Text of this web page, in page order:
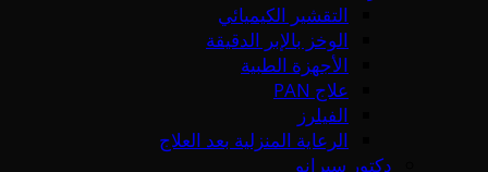
التقشير الكيميائي
الوخز بالإبر الدقيقة
الأجهزة الطبية
علاج PAN
الفيلرز
الرعاية المنزلية بعد العلاج
دكتور سيرانو